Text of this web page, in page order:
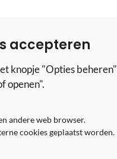
accepteren
knopje "Opties beheren"
openen".
andere web browser.
cookies geplaatst worden.